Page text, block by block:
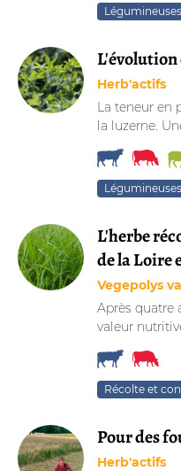
L'évolution
Herb'actifs
La teneur en
la luzerne.
L'herbe
de la Loire
Vegepolys
Après quatre
valeur
Récolte et
Pour des
Herb'actifs